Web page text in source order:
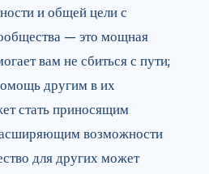
и общей цели с
— это мощная
вам не сбиться с пути;
другим в их
стать приносящим
возможности
для других может